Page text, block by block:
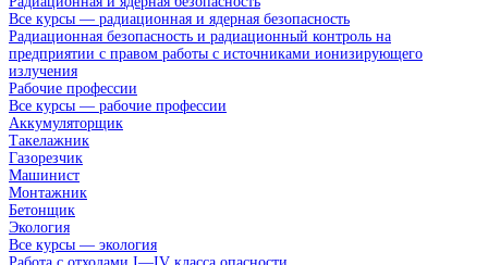
Все курсы — радиационная и ядерная безопасность
Радиационная безопасность и радиационный контроль на
предприятии с правом работы с источниками ионизирующего
излучения
Рабочие профессии
Все курсы — рабочие профессии
Аккумуляторщик
Такелажник
Газорезчик
Машинист
Монтажник
Бетонщик
Экология
Все курсы — экология